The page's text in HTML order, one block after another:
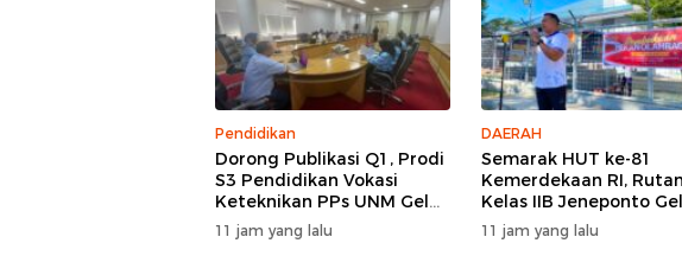
Pendidikan
Dorong Publikasi Q1, Prodi
S3 Pendidikan Vokasi
Keteknikan PPs UNM Gelar
Workshop Artikel Ilmiah
11 jam yang lalu
DAERAH
Semarak HUT ke-81
Kemerdekaan RI, Rutan
Kelas IIB Jeneponto
Upacara Pembukaan
Pekan Olahraga
11 jam yang lalu